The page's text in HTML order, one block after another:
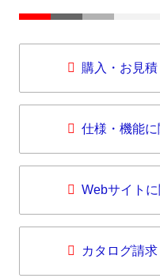
購入・お見
仕様・機能
Webサイト
カタログ請求